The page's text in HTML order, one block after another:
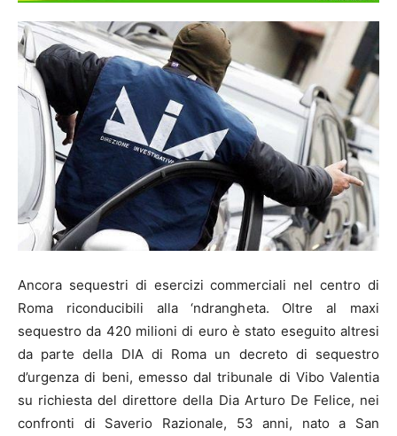
Ancora sequestri di esercizi commerciali nel centro di
Roma riconducibili alla ‘ndrangheta. Oltre al maxi
sequestro da 420 milioni di euro è stato eseguito altresi
da parte della DIA di Roma un decreto di sequestro
d’urgenza di beni, emesso dal tribunale di Vibo Valentia
su richiesta del direttore della Dia Arturo De Felice, nei
confronti di Saverio Razionale, 53 anni, nato a San